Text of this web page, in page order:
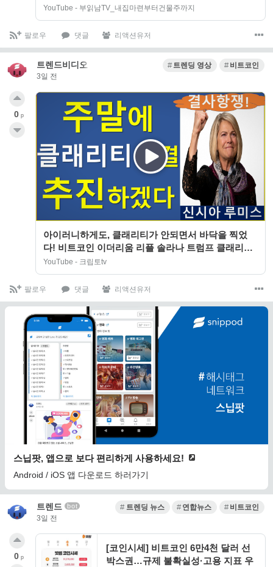
YouTube - 부읽남TV_내집마련부터건물주까지
팔로우 댓글 리액션유저
트렌드비디오
3일 전
트렌딩 영상 비트코인
아이러니하게도, 클래리티가 안되면서 바닥을 찍었
다! 비트코인 이더리움 리플 솔라나 트럼프 클래리티
신시아루미스
YouTube - 크립토tv
0 p
팔로우 댓글 리액션유저
스닙팟, 앱으로 보다 편리하게 사용하세요!
Android / iOS 앱 다운로드 하러가기
트렌드 bot
3일 전
트렌딩 뉴스 연합뉴스 비트코인
[코인시세] 비트코인 6만4천 달러 선
박스권…규제 불확실성·고용 지표 우
0 p